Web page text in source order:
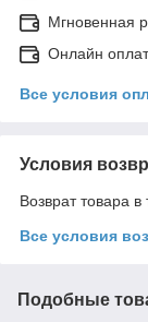
Мгновенная
Онлайн
Все условия
Условия
Возврат товара
Все условия
Подобные